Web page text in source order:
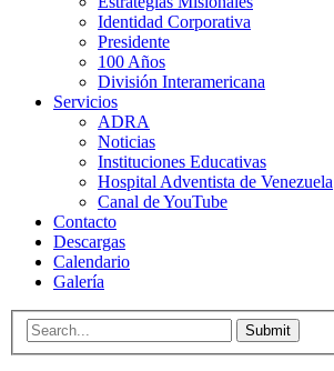
Identidad Corporativa
Presidente
100 Años
División Interamericana
Servicios
ADRA
Noticias
Instituciones Educativas
Hospital Adventista de Venezuela
Canal de YouTube
Contacto
Descargas
Calendario
Galería
Submit